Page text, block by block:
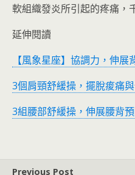
軟組織發炎所引起的疼痛，
延伸閱讀
【風象星座】協調力，伸展
3個肩頸舒緩操，擺脫痠痛
3組腰部舒緩操，伸展腰背
Previous Post